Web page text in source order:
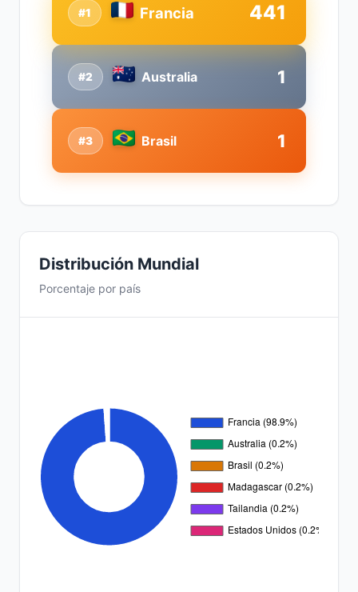
#2 Australia 1
#1 Francia 441
#3 Brasil 1
Distribución Mundial
Porcentaje por país